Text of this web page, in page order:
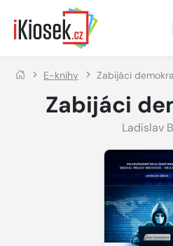
Přejít na hlavní obsah
E-knihy Zabijáci
Zabijáci
Ladislav